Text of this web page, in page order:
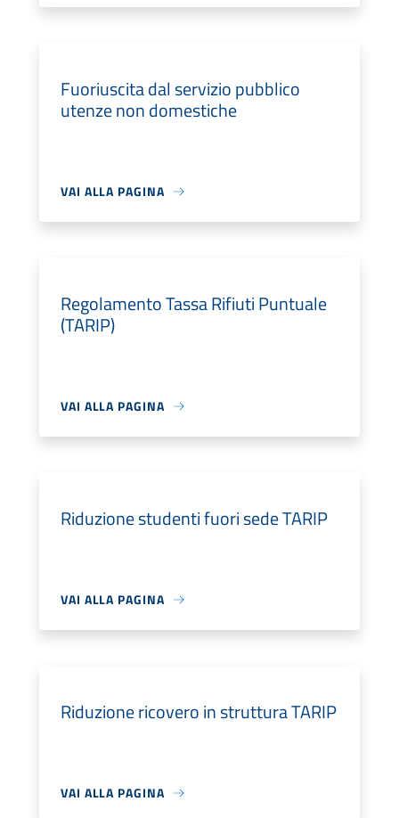
Fuoriuscita dal servizio pubblico
utenze non domestiche
VAI ALLA PAGINA
Regolamento Tassa Rifiuti Puntuale
(TARIP)
VAI ALLA PAGINA
Riduzione studenti fuori sede TARIP
VAI ALLA PAGINA
Riduzione ricovero in struttura TARIP
VAI ALLA PAGINA